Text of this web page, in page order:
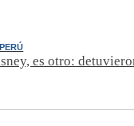
es otro: